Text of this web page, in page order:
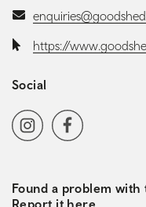
Email:
Website:
https://
Social
Social media
InstagramFacebook
Found a problem with
Report it here